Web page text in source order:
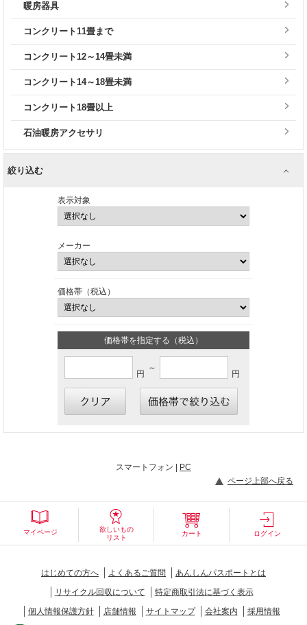
暖房器具
コンクリート11畳まで
コンクリート12～14畳未満
コンクリート14～18畳未満
コンクリート18畳以上
石油暖房アクセサリ
絞り込む
表示対象
メーカー
価格帯（税込）
価格帯を指定する（税込）
円
～
円
スマートフォン |
PC
ページ上部へ戻る
マイページ
欲しいもの
リスト
カート ログイン
はじめての方へ よくあるご質問
あんしんパスポートとは
リサイクル回収について
特定商取引法に基づく表示
個人情報保護方針
店舗情報 サイトマップ 会社案内 採用情報